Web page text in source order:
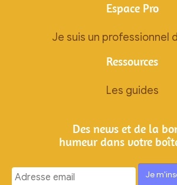
Espace Pro
Je suis un professionnel
Ressources
Les guides
Des news et de la
humeur dans votre
Ignorez